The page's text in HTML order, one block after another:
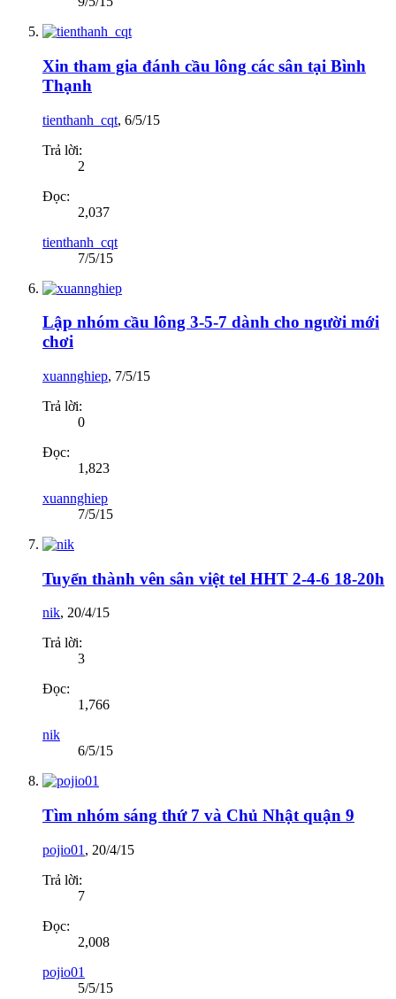
Xin tham gia đánh cầu lông các sân tại Bình
Thạnh
tienthanh_cqt, 6/5/15
Trả lời:
2
Đọc:
2,037
tienthanh_cqt
7/5/15
Lập nhóm cầu lông 3-5-7 dành cho người mới
chơi
xuannghiep, 7/5/15
Trả lời:
0
Đọc:
1,823
xuannghiep
7/5/15
Tuyển thành vên sân việt tel HHT 2-4-6 18-20h
nik, 20/4/15
Trả lời:
3
Đọc:
1,766
nik
6/5/15
Tìm nhóm sáng thứ 7 và Chủ Nhật quận 9
pojio01 , 20/4/15
Trả lời:
7
Đọc:
2,008
pojio01
5/5/15